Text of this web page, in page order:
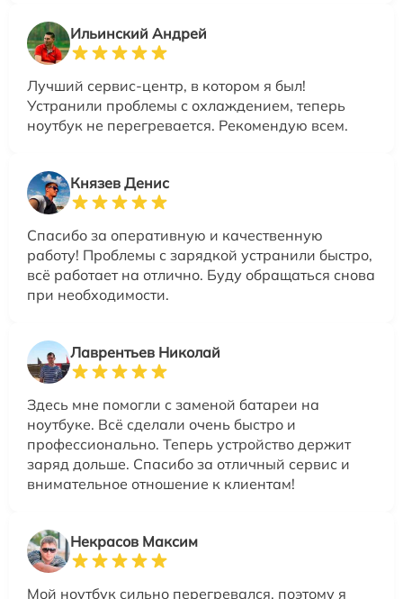
Ильинский Андрей
Лучший сервис-центр, в котором я был!
Устранили проблемы с охлаждением, теперь
ноутбук не перегревается. Рекомендую всем.
Князев Денис
Спасибо за оперативную и качественную
работу! Проблемы с зарядкой устранили быстро,
всё работает на отлично. Буду обращаться снова
при необходимости.
Лаврентьев Николай
Здесь мне помогли с заменой батареи на
ноутбуке. Всё сделали очень быстро и
профессионально. Теперь устройство держит
заряд дольше. Спасибо за отличный сервис и
внимательное отношение к клиентам!
Некрасов Максим
Мой ноутбук сильно перегревался, поэтому я